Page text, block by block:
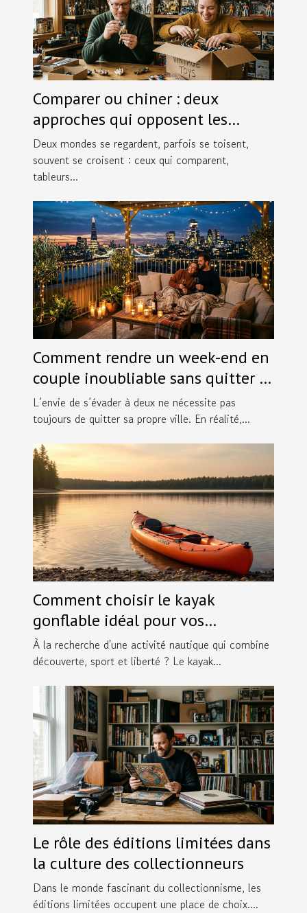
Comparer ou chiner : deux
approches qui opposent les
passionnés de figurines
Deux mondes se regardent, parfois se toisent,
souvent se croisent : ceux qui comparent,
tableurs...
Comment rendre un week-end en
couple inoubliable sans quitter la
ville ?
L’envie de s’évader à deux ne nécessite pas
toujours de quitter sa propre ville. En réalité,...
Comment choisir le kayak
gonflable idéal pour vos
aventures ?
À la recherche d'une activité nautique qui combine
découverte, sport et liberté ? Le kayak...
Le rôle des éditions limitées dans
la culture des collectionneurs
Dans le monde fascinant du collectionnisme, les
éditions limitées occupent une place de choix....